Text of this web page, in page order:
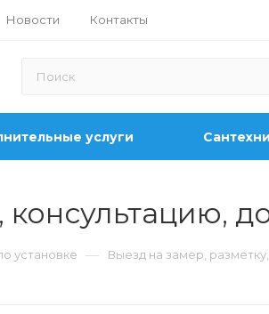
Новости Контакты
услуги
консультацию,
установке — Выезд на замер,